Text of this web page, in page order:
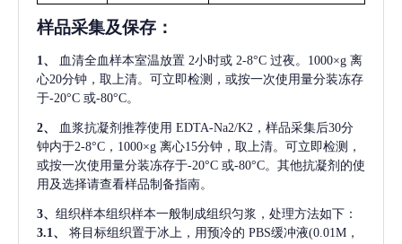
样品采集及保存 ：
1、 血清全血样本室温放置 2小时或 2-8°C 过夜。1000×g 离
心20分钟，取上清。可立即检测，或按一次使用量分装冻存
于-20°C 或-80°C。
2、 血浆抗凝剂推荐使用 EDTA-Na2/K2，样品采集后30分
钟内于2-8°C，1000×g 离心15分钟，取上清。可立即检测，
或按一次使用量分装冻存于-20°C 或-80°C。其他抗凝剂的使
用及选择请查看样品制备指南。
3、 组织样本组织样本一般制成组织匀浆，处理方法如下：
3.1、
将目标组织置于冰上，用预冷的 PBS缓冲液(0.01M，